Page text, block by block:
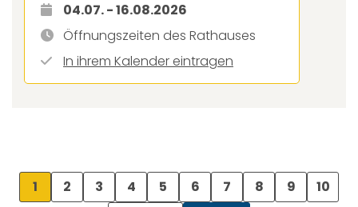
04.07. - 16.08.2026
Öffnungszeiten des Rathauses
In ihrem Kalender eintragen
1 2 3 4 5 6 7 8 9
10